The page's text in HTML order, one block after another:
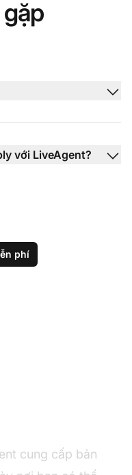
với LiveAgent?
phí
cung cấp bản